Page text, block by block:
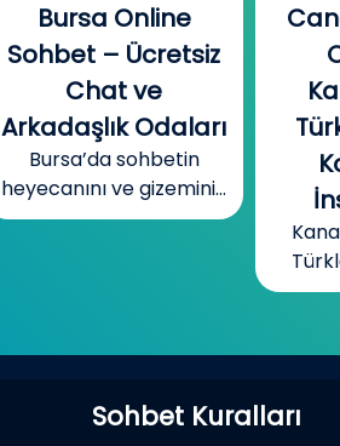
Bursa Online
Sohbet – Ücretsiz
Chat ve
Arkadaşlık Odaları
Bursa’da sohbetin
heyecanını ve gizemini...
Sohbet Kuralları